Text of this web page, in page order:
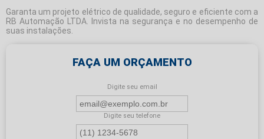
Garanta um projeto elétrico de qualidade, seguro e eficiente com a
RB Automação LTDA. Invista na segurança e no desempenho de
suas instalações.
FAÇA UM ORÇAMENTO
Digite seu email
Digite seu telefone